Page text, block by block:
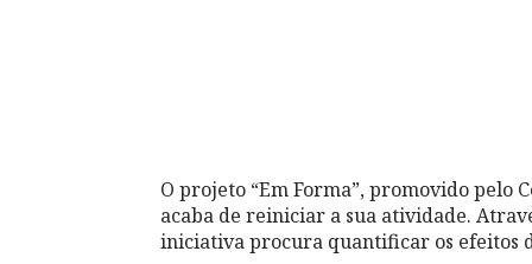
O projeto “Em Forma”, promovido pelo
acaba de reiniciar a sua atividade.
iniciativa procura quantificar os efeitos